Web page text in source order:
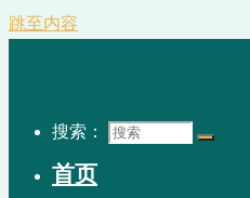
跳至内容
搜索：
首页